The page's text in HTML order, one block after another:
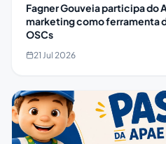
Fagner Gouveia participa do
marketing como ferramenta
OSCs
21 Jul 2026